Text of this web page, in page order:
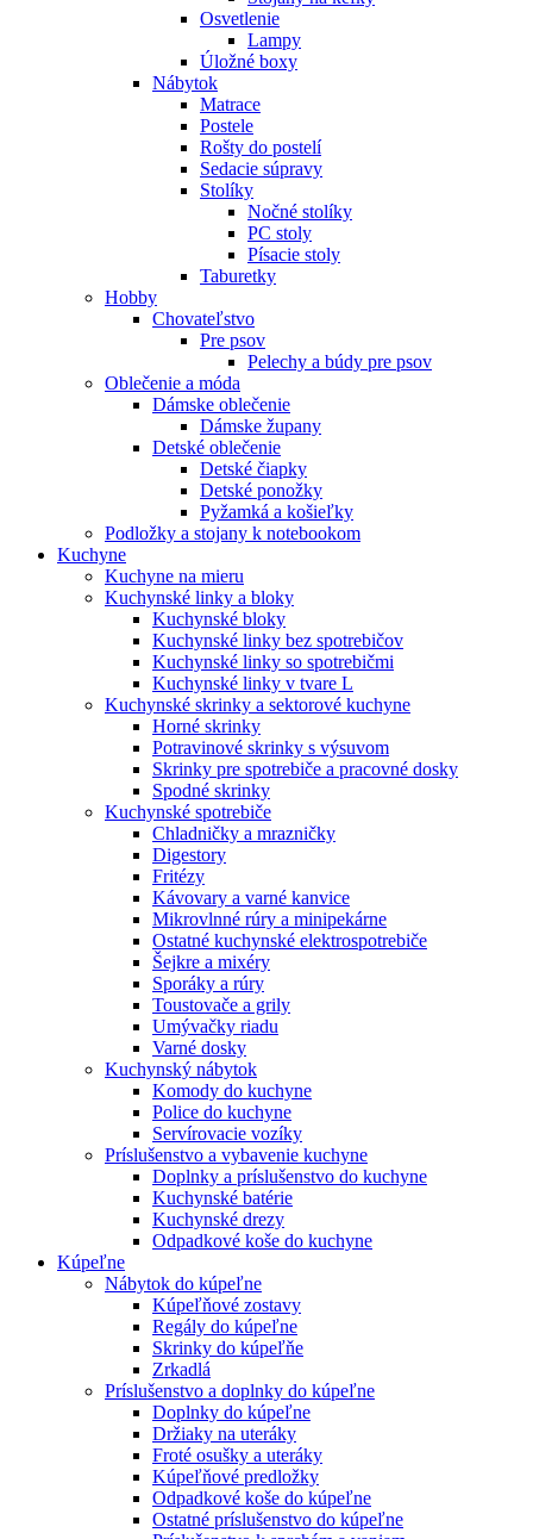
Osvetlenie
Lampy
Úložné boxy
Nábytok
Matrace
Postele
Rošty do postelí
Sedacie súpravy
Stolíky
Nočné stolíky
PC stoly
Písacie stoly
Taburetky
Hobby
Chovateľstvo
Pre psov
Pelechy a búdy pre psov
Oblečenie a móda
Dámske oblečenie
Dámske župany
Detské oblečenie
Detské čiapky
Detské ponožky
Pyžamká a košieľky
Podložky a stojany k notebookom
Kuchyne
Kuchyne na mieru
Kuchynské linky a bloky
Kuchynské bloky
Kuchynské linky bez spotrebičov
Kuchynské linky so spotrebičmi
Kuchynské linky v tvare L
Kuchynské skrinky a sektorové kuchyne
Horné skrinky
Potravinové skrinky s výsuvom
Skrinky pre spotrebiče a pracovné dosky
Spodné skrinky
Kuchynské spotrebiče
Chladničky a mrazničky
Digestory
Fritézy
Kávovary a varné kanvice
Mikrovlnné rúry a minipekárne
Ostatné kuchynské elektrospotrebiče
Šejkre a mixéry
Sporáky a rúry
Toustovače a grily
Umývačky riadu
Varné dosky
Kuchynský nábytok
Komody do kuchyne
Police do kuchyne
Servírovacie vozíky
Príslušenstvo a vybavenie kuchyne
Doplnky a príslušenstvo do kuchyne
Kuchynské batérie
Kuchynské drezy
Odpadkové koše do kuchyne
Kúpeľne
Nábytok do kúpeľne
Kúpeľňové zostavy
Regály do kúpeľne
Skrinky do kúpeľňe
Zrkadlá
Príslušenstvo a doplnky do kúpeľne
Doplnky do kúpeľne
Držiaky na uteráky
Froté osušky a uteráky
Kúpeľňové predložky
Odpadkové koše do kúpeľne
Ostatné príslušenstvo do kúpeľne